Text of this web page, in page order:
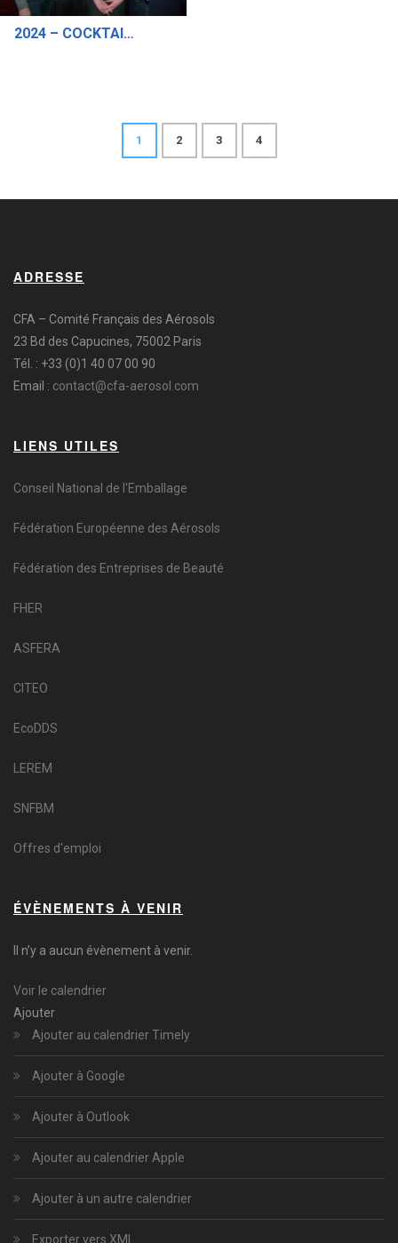
2024 – COCKTAIL DINATOIRE PRE ASSEMBLEE GENERALE DU 25 AVRIL 2024
1 2 3 4
ADRESSE
CFA – Comité Français des Aérosols
23 Bd des Capucines, 75002 Paris
Tél. : +33 (0)1 40 07 00 90
Email : contact@cfa-aerosol.com
LIENS UTILES
Conseil National de l'Emballage
Fédération Européenne des Aérosols
Fédération des Entreprises de Beauté
FHER
ASFERA
CITEO
EcoDDS
LEREM
SNFBM
Offres d'emploi
ÉVÈNEMENTS À VENIR
Il n’y a aucun évènement à venir.
Voir le calendrier
Ajouter
Ajouter au calendrier Timely
Ajouter à Google
Ajouter à Outlook
Ajouter au calendrier Apple
Ajouter à un autre calendrier
Exporter vers XML